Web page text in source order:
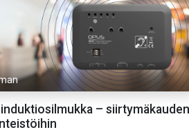
– siirtymäkauden